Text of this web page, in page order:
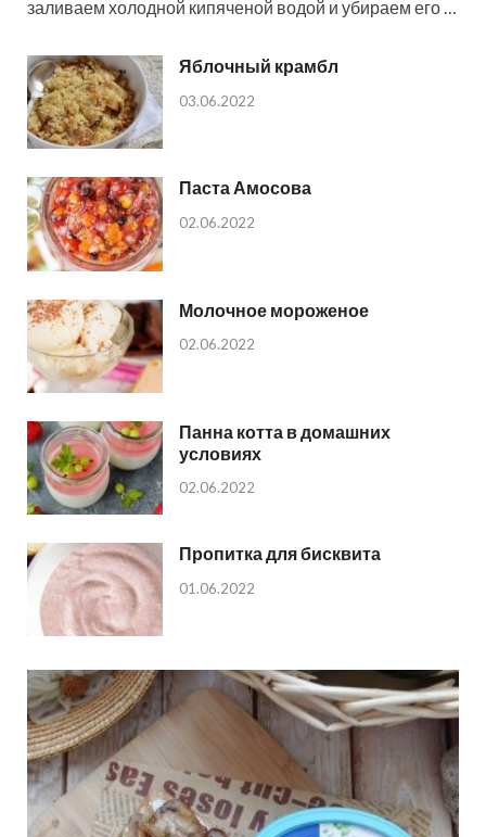
заливаем холодной кипяченой водой и убираем его …
Яблочный крамбл
03.06.2022
Паста Амосова
02.06.2022
Молочное мороженое
02.06.2022
Панна котта в домашних
условиях
02.06.2022
Пропитка для бисквита
01.06.2022